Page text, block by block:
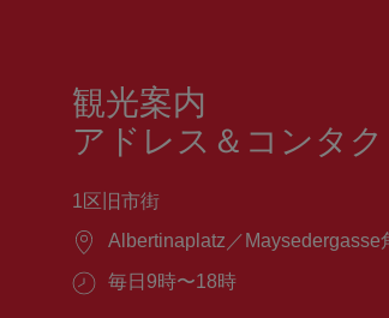
観光案内
アドレス＆コンタク
1区旧市街
場
Albertinaplatz／Maysedergasse
営
毎日9時〜18時